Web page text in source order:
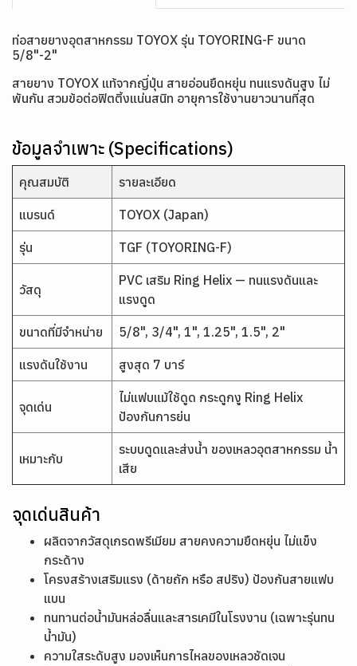
ท่อสายยางอุตสาหกรรม TOYOX รุ่น TOYORING-F ขนาด
5/8"-2"
สายยาง TOYOX แท้จากญี่ปุ่น สายอ่อนยืดหยุ่น ทนแรงดันสูง ไม่
พันกัน สวมข้อต่อฟิตติ้งแน่นสนิท อายุการใช้งานยาวนานที่สุด
ข้อมูลจำเพาะ (Specifications)
คุณสมบัติ รายละเอียด
แบรนด์ TOYOX (Japan)
รุ่น TGF (TOYORING-F)
วัสดุ
PVC เสริม Ring Helix — ทนแรงดันและ
แรงดูด
ขนาดที่มีจำหน่าย 5/8", 3/4", 1", 1.25", 1.5", 2"
แรงดันใช้งาน สูงสุด 7 บาร์
จุดเด่น
ไม่แฟบแม้ใช้ดูด กระดูกงู Ring Helix
ป้องกันการย่น
เหมาะกับ
ระบบดูดและส่งน้ำ ของเหลวอุตสาหกรรม น้ำ
เสีย
จุดเด่นสินค้า
ผลิตจากวัสดุเกรดพรีเมียม สายคงความยืดหยุ่น ไม่แข็ง
กระด้าง
โครงสร้างเสริมแรง (ด้ายถัก หรือ สปริง) ป้องกันสายแฟบ
แบน
ทนทานต่อน้ำมันหล่อลื่นและสารเคมีในโรงงาน (เฉพาะรุ่นทน
น้ำมัน)
ความใสระดับสูง มองเห็นการไหลของเหลวชัดเจน